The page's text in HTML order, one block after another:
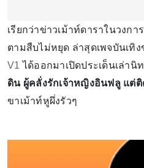
เรียกว่าข่าวเม้าท์ดาราในวงก
ตามสืบไม่หยุด ล่าสุดเพจบันเทิง
V1 ได้ออกมาเปิดประเด็นเล่านิ
ดิน ผู้คลั่งรักเจ้าหญิงอินฟลู แต่
ขาเม้าท์หูผึ่งรัวๆ